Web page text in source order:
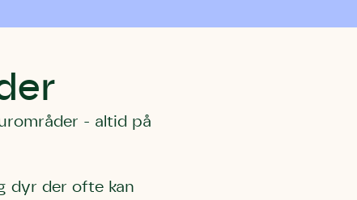
- altid på
dyr der ofte kan